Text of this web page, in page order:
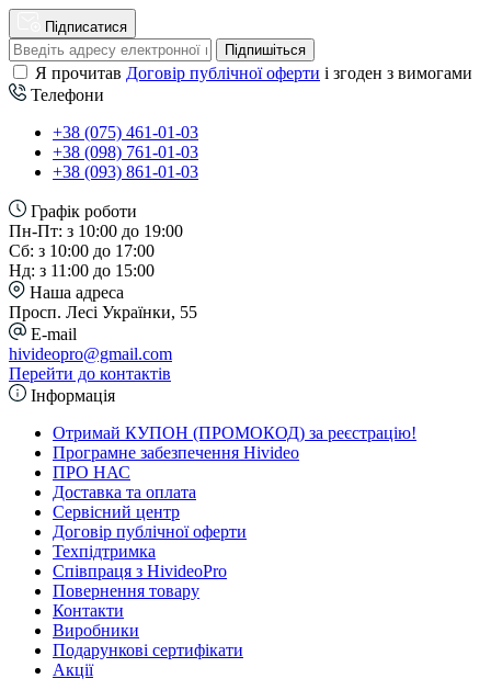
Підписатися
Підпишіться
Я прочитав Договір публічної оферти і згоден з вимогами
Телефони
+38 (075) 461-01-03
+38 (098) 761-01-03
+38 (093) 861-01-03
Графік роботи
Пн-Пт: з 10:00 до 19:00
Сб: з 10:00 до 17:00
Нд: з 11:00 до 15:00
Наша адреса
Просп. Лесі Українки, 55
E-mail
hivideopro@gmail.com
Перейти до контактів
Інформація
Отримай КУПОН (ПРОМОКОД) за реєстрацію!
Програмне забезпечення Hivideo
ПРО НАС
Доставка та оплата
Сервісний центр
Договір публічної оферти
Техпідтримка
Співпраця з HivideoPro
Повернення товару
Контакти
Виробники
Подарункові сертифікати
Акції